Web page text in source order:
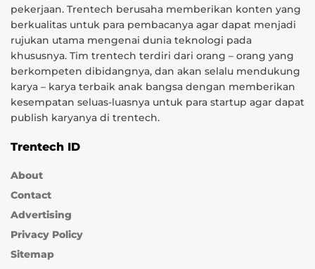
pekerjaan. Trentech berusaha memberikan konten yang
berkualitas untuk para pembacanya agar dapat menjadi
rujukan utama mengenai dunia teknologi pada
khususnya. Tim trentech terdiri dari orang – orang yang
berkompeten dibidangnya, dan akan selalu mendukung
karya – karya terbaik anak bangsa dengan memberikan
kesempatan seluas-luasnya untuk para startup agar dapat
publish karyanya di trentech.
Trentech ID
About
Contact
Advertising
Privacy Policy
Sitemap